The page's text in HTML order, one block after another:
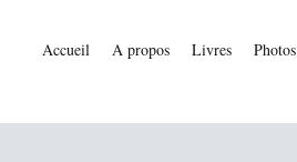
Accueil A propos Livres Photos